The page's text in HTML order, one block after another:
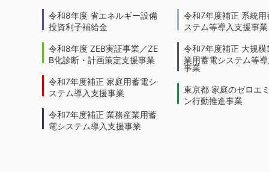
令和8年度 省エネルギー設備
投資利子補給金
令和8年度 ZEB実証事業／ZE
B化診断・計画策定支援事業
令和7年度補正 家庭用蓄電シ
ステム導入支援事業
令和7年度補正 業務産業用蓄
電システム導入支援事業
令和7年度補正 系統用
ステム等導入支援事業
令和7年度補正 大規模
業用蓄電システム等
事業
東京都 家庭のゼロエ
ン行動推進事業